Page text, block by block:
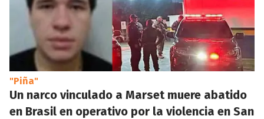
"Piña"
Un narco vinculado a Marset muere abatido
en Brasil en operativo por la violencia en San